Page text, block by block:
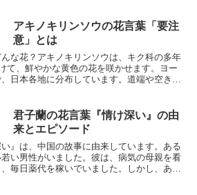
く、紫や白、ピンクなどさまざまな色が
あります。 花には甘い香りが漂ってお
り、香料の原料としても利用
す。ヘリオトロープの花言葉は「献身的
な愛」。これは、ヘリオトロープの花が
太陽を追いかけるように咲く姿に由来し
プの花が太陽を追いかけるように咲く姿
は、 太陽への感謝と献身的な愛を表して
いると考えられています。
アキノキリンソウの花言葉「要注
意」とは
な花？アキノキリンソウは、キク科の多年
て、鮮やかな黄色の花を咲かせます。ヨー
日本各地に分布しています。道端や空き
2～3cm程度の頭状花序で、多数の舌状花が
キリンソウは、花言葉が「要注意」です。
の毒性によるものです。アキノキリンソウ
ルカロイドという有毒成分が含まれていま
ドは、肝臓を損傷し、最悪の場合、死に至
キリンソウは、美しい花ですが、毒性があ
君子蘭の花言葉『情け深い』の由
来とエピソード
』は、中国の故事に由来しています。 ある
い男性がいました。彼は、病気の母親を看
毎日薬代を稼いでいました。しかし、ある